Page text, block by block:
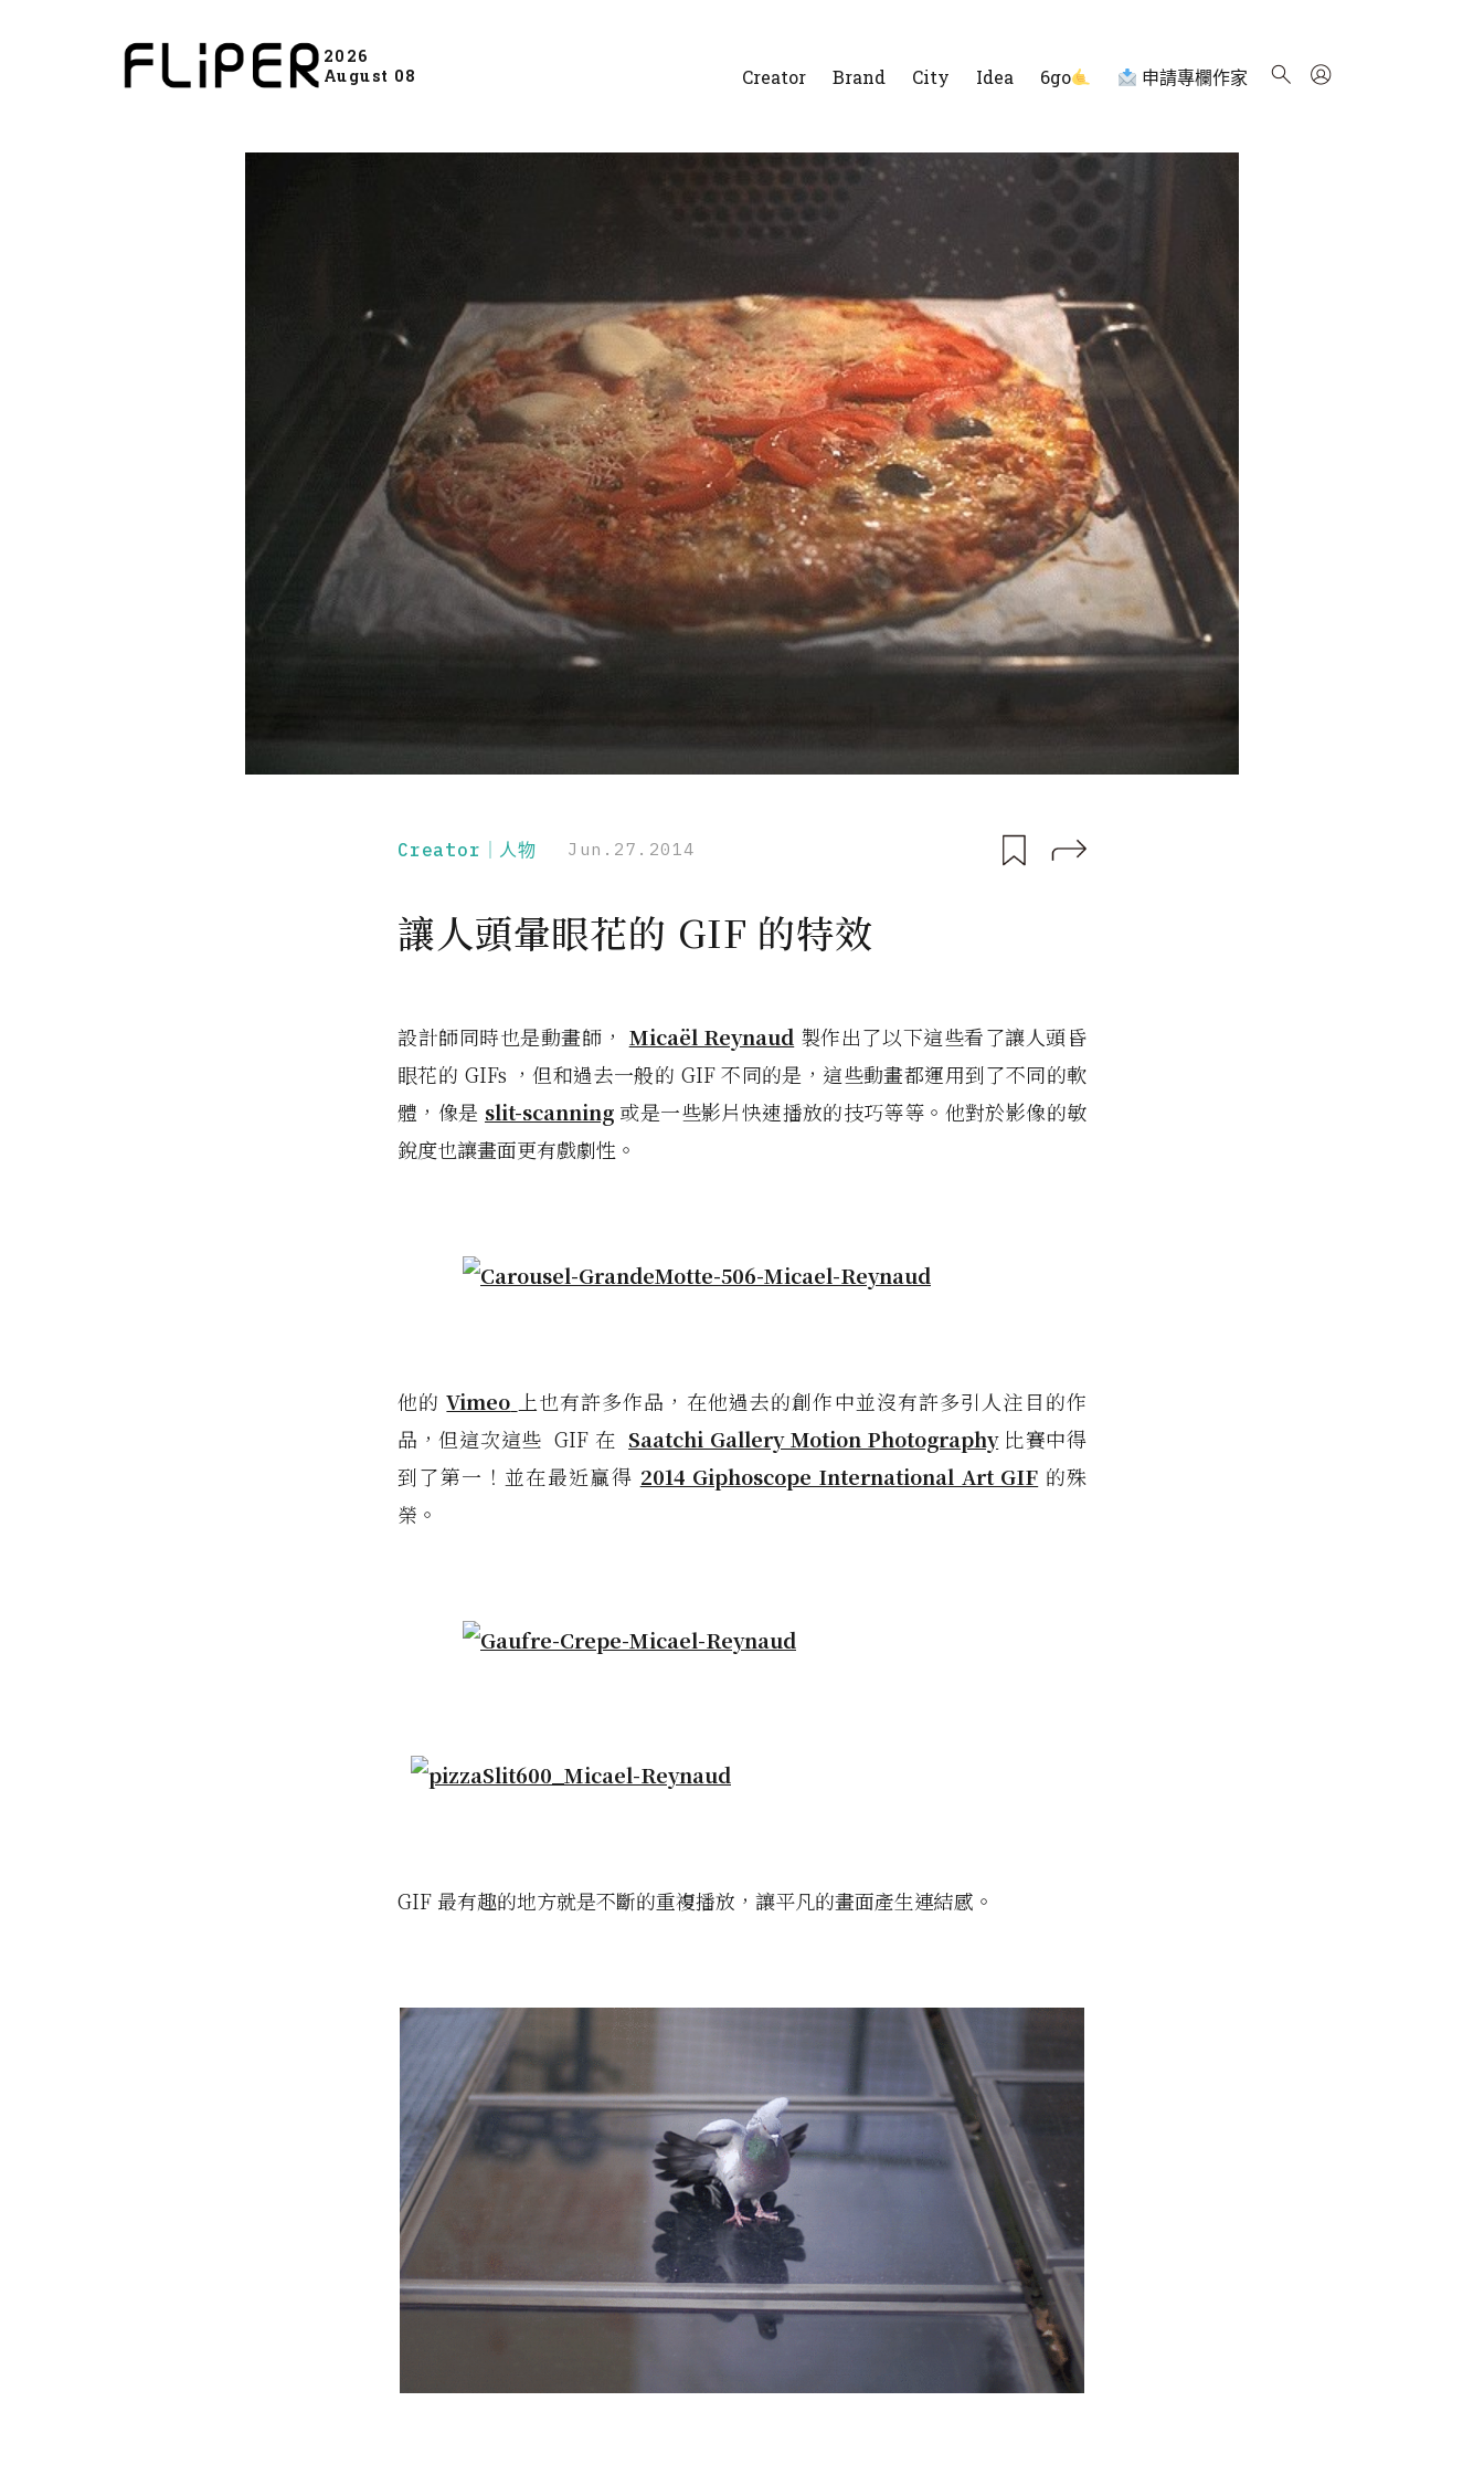
2026
August 08
Creator Brand City Idea 6go 申請專欄作家
Creator｜人物 Jun.27.2014
讓人頭暈眼花的 GIF 的特效
設計師同時也是動畫師， Micaël Reynaud 製作出了以下這些看了讓人頭昏
眼花的 GIFs ，但和過去一般的 GIF 不同的是，這些動畫都運用到了不同的軟
體，像是 slit-scanning或是一些影片快速播放的技巧等等。他對於影像的敏
銳度也讓畫面更有戲劇性。
他的Vimeo 上也有許多作品，在他過去的創作中並沒有許多引人注目的作
品，但這次這些 GIF 在 Saatchi Gallery Motion Photography比賽中得
到了第一！並在最近贏得 2014 Giphoscope International Art GIF 的殊
榮。
GIF 最有趣的地方就是不斷的重複播放，讓平凡的畫面產生連結感。